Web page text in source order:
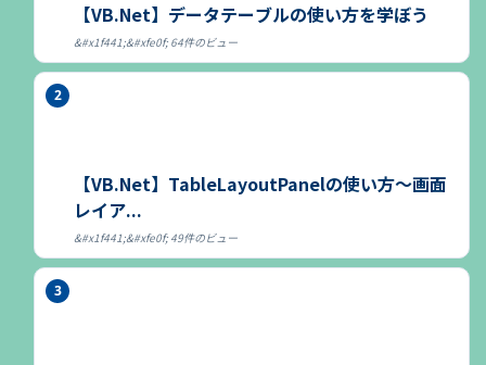
【VB.Net】データテーブルの使い方を学ぼう
64件のビュー
【VB.Net】TableLayoutPanelの使い方～画面
レイア...
49件のビュー